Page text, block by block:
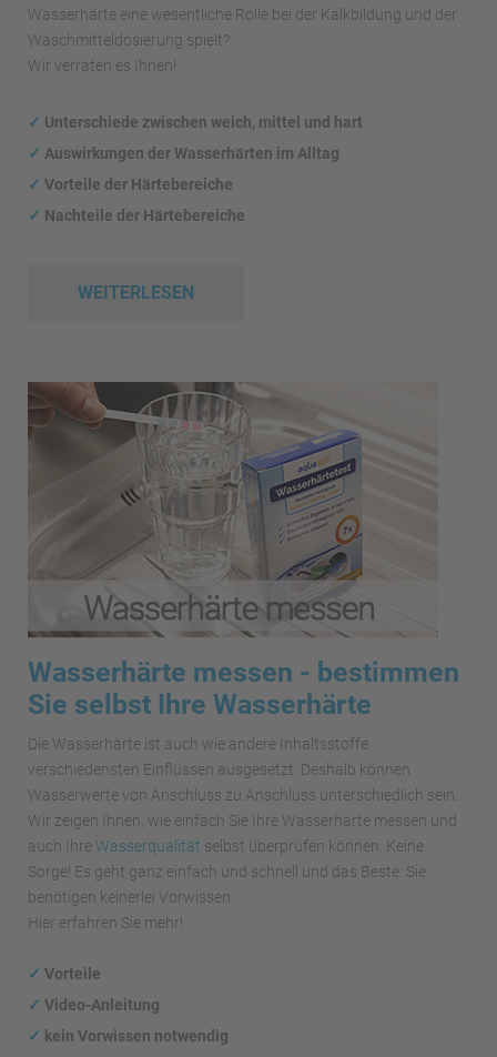
Wasserhärte eine wesentliche Rolle bei der Kalkbildung und der
Waschmitteldosierung spielt?
Wir verraten es Ihnen!
✓ Unterschiede zwischen weich, mittel und hart
✓ Auswirkungen der Wasserhärten im Alltag
✓ Vorteile der Härtebereiche
✓ Nachteile der Härtebereiche
WEITERLESEN
Wasserhärte messen - bestimmen
Sie selbst Ihre Wasserhärte
Die Wasserhärte ist auch wie andere Inhaltsstoffe
verschiedensten Einflüssen ausgesetzt. Deshalb können
Wasserwerte von Anschluss zu Anschluss unterschiedlich sein.
Wir zeigen Ihnen, wie einfach Sie Ihre Wasserhärte messen und
auch IhreWasserqualität selbst überprüfen können. Keine
Sorge! Es geht ganz einfach und schnell und das Beste: Sie
benötigen keinerlei Vorwissen.
Hier erfahren Sie mehr!
✓ Vorteile
✓ Video-Anleitung
✓ kein Vorwissen notwendig